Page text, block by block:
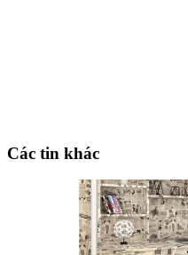
Các tin khác